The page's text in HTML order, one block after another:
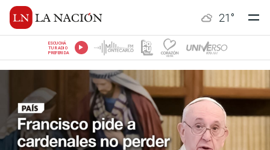
21 °
ESCUCHÁ
TU RADIO
PREFERIDA